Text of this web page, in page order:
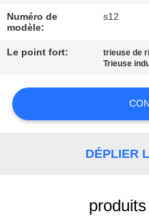
CONTACTEZ-
NOUS
UNE
CITATION
Numéro de
modèle:
s12
Le point fort: trieuse de
Trieuse
DÉPLIER